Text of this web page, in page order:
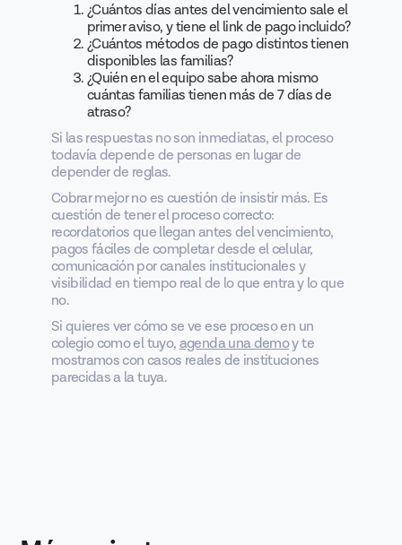
¿Cuántos días antes del vencimiento sale el
primer aviso, y tiene el link de pago incluido?
¿Cuántos métodos de pago distintos tienen
disponibles las familias?
¿Quién en el equipo sabe ahora mismo
cuántas familias tienen más de 7 días de
atraso?
Si las respuestas no son inmediatas, el proceso
todavía depende de personas en lugar de
depender de reglas.
Cobrar mejor no es cuestión de insistir más. Es
cuestión de tener el proceso correcto:
recordatorios que llegan antes del vencimiento,
pagos fáciles de completar desde el celular,
comunicación por canales institucionales y
visibilidad en tiempo real de lo que entra y lo que
no.
Si quieres ver cómo se ve ese proceso en un
colegio como el tuyo,agenda una demoy te
mostramos con casos reales de instituciones
parecidas a la tuya.